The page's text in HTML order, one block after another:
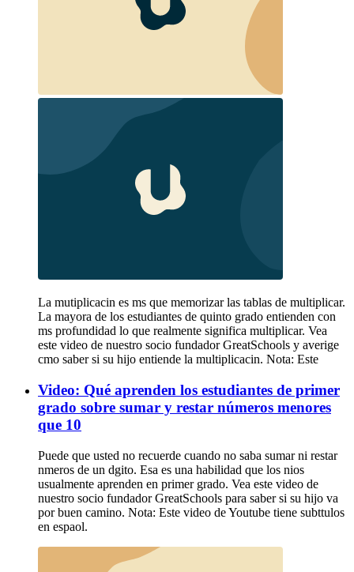
La mutiplicacin es ms que memorizar las tablas de multiplicar.
La mayora de los estudiantes de quinto grado entienden con
ms profundidad lo que realmente significa multiplicar. Vea
este video de nuestro socio fundador GreatSchools y averige
cmo saber si su hijo entiende la multiplicacin. Nota: Este
Video: Qué aprenden los estudiantes de primer
grado sobre sumar y restar números menores
que 10
Puede que usted no recuerde cuando no saba sumar ni restar
nmeros de un dgito. Esa es una habilidad que los nios
usualmente aprenden en primer grado. Vea este video de
nuestro socio fundador GreatSchools para saber si su hijo va
por buen camino. Nota: Este video de Youtube tiene subttulos
en espaol.